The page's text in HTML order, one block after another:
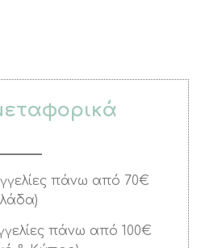
πάνω από 70€
πάνω από 100€